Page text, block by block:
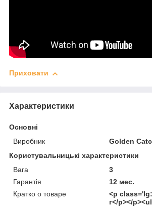
Приховати
Характеристики
Основні
Виробник
Golden
Користувальницькі характеристики
Вага
3
Гарантія
12 мес.
Кратко о товаре
<p
г</p></